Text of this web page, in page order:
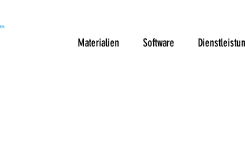
Materialien Software